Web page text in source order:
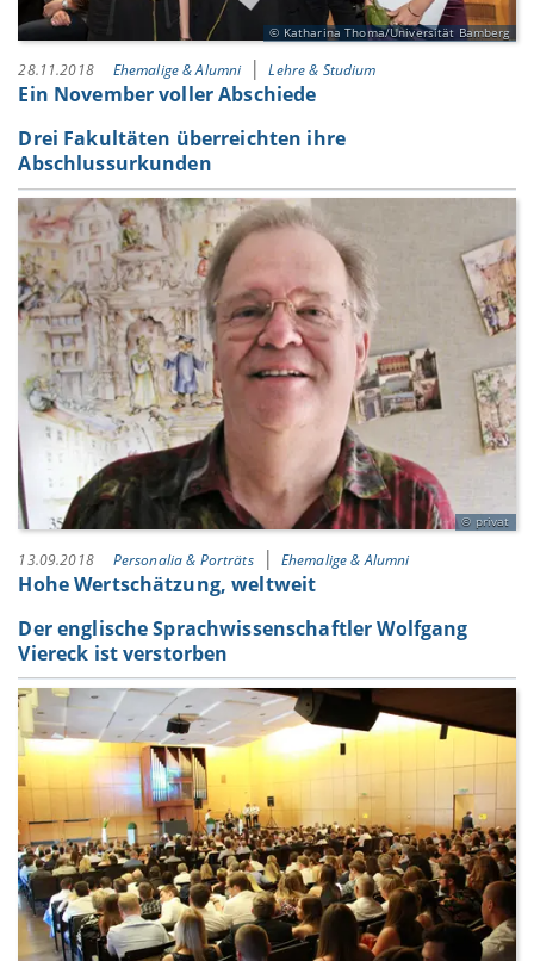
Katharina Thoma/Universität Bamberg
28.11.2018 Ehemalige & Alumni Lehre & Studium
Ein November voller Abschiede
Drei Fakultäten überreichten ihre
Abschlussurkunden
privat
13.09.2018 Personalia & Porträts Ehemalige & Alumni
Hohe Wertschätzung, weltweit
Der englische Sprachwissenschaftler Wolfgang
Viereck ist verstorben